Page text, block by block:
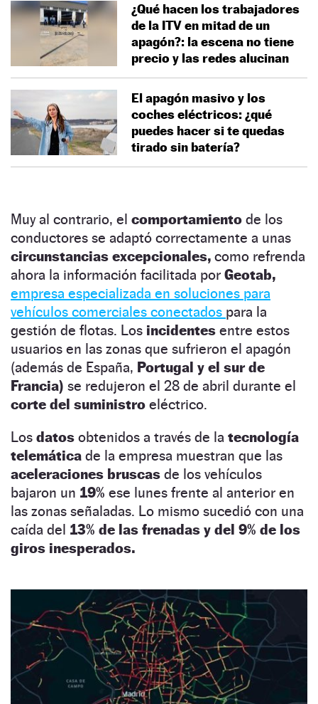
¿Qué hacen los trabajadores
de la ITV en mitad de un
apagón?: la escena no tiene
precio y las redes alucinan
El apagón masivo y los
coches eléctricos: ¿qué
puedes hacer si te quedas
tirado sin batería?
Muy al contrario, el comportamiento de los
conductores se adaptó correctamente a unas
circunstancias excepcionales, como refrenda
ahora la información facilitada por Geotab,
empresa especializada en soluciones para
vehículos comerciales conectados para la
gestión de flotas. Los incidentes entre estos
usuarios en las zonas que sufrieron el apagón
(además de España, Portugal y el sur de
Francia) se redujeron el 28 de abril durante el
corte del suministro eléctrico.
Los datos obtenidos a través de la tecnología
telemática de la empresa muestran que las
aceleraciones bruscas de los vehículos
bajaron un 19% ese lunes frente al anterior en
las zonas señaladas. Lo mismo sucedió con una
caída del 13% de las frenadas y del 9% de los
giros inesperados.